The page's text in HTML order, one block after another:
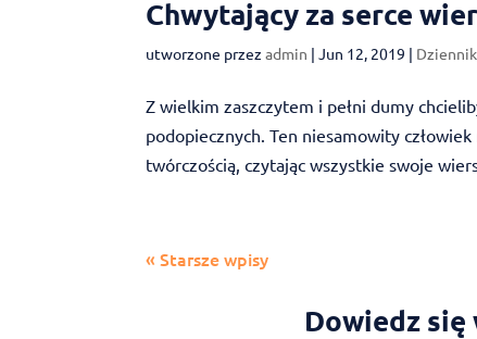
Chwytający za serce
utworzone przezadmin | Jun 12, 2019 |
Z wielkim zaszczytem i pełni dumy
podopiecznych. Ten niesamowity
twórczością, czytając wszystkie swoje
« Starsze wpisy
Dowiedz się